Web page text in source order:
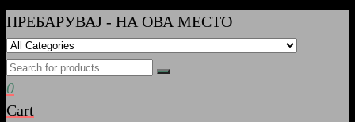
ПРЕБАРУВАЈ - НА ОВА МЕСТО
0
Cart